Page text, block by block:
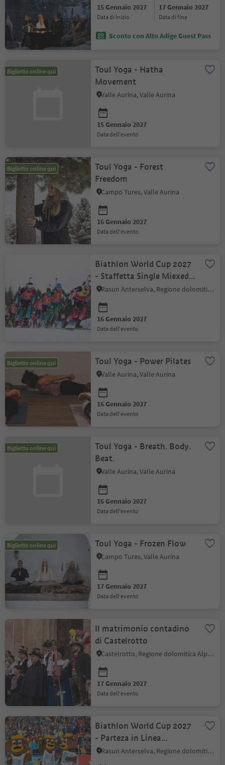
15 Gennaio 2027
data di inizio
17 Gennaio 2027
data di fine
Sconto con Alto Adige Guest Pass
Biglietto online qui
Toul Yoga - Hatha
Movement
Valle Aurina, Valle Aurina
15 Gennaio 2027
data dell'evento
Biglietto online qui
Toul Yoga - Forest
Freedom
Campo Tures, Valle Aurina
16 Gennaio 2027
data dell'evento
Biathlon World Cup 2027
- Staffetta Single Miexed |
Staffetta Mista
Rasun Anterselva, Regione dolomitica Plan de Corones
16 Gennaio 2027
data dell'evento
Biglietto online qui Toul Yoga - Power Pilates
Valle Aurina, Valle Aurina
16 Gennaio 2027
data dell'evento
Biglietto online qui
Toul Yoga - Breath. Body.
Beat.
Valle Aurina, Valle Aurina
16 Gennaio 2027
data dell'evento
Biglietto online qui Toul Yoga - Frozen Flow
Campo Tures, Valle Aurina
17 Gennaio 2027
data dell'evento
Il matrimonio contadino
di Castelrotto
Castelrotto, Regione dolomitica Alpe di Siusi
17 Gennaio 2027
data dell'evento
Biathlon World Cup 2027
- Parteza in Linea
Maschile | Partenza in
Line Femminile
Rasun Anterselva, Regione dolomitica Plan de Corones